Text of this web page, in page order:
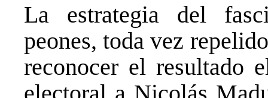
La estrategia del
peones, toda vez
reconocer el resultado